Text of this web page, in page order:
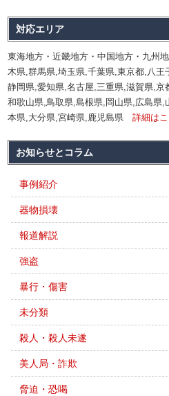
対応エリア
東海地方・近畿地方・中国地方・九州
木県,群馬県,埼玉県,千葉県,東京都,八
静岡県,愛知県,名古屋,三重県,滋賀県,
和歌山県,鳥取県,島根県,岡山県,広島県
本県,大分県,宮崎県,鹿児島県詳細は
お知らせとコラム
事例紹介
器物損壊
報道解説
強盗
暴行・傷害
未分類
殺人・殺人未遂
美人局・詐欺
脅迫・恐喝